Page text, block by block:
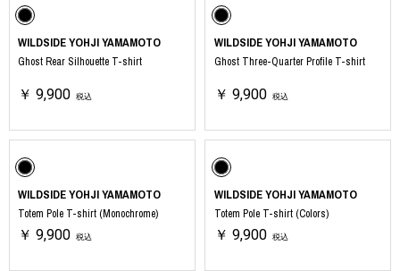
WILDSIDE YOHJI YAMAMOTO
Ghost Rear Silhouette T-shirt
￥ 9,900 税込
WILDSIDE YOHJI YAMAMOTO
Ghost Three-Quarter Profile T-shirt
￥ 9,900 税込
WILDSIDE YOHJI YAMAMOTO
Totem Pole T-shirt (Monochrome)
￥ 9,900 税込
WILDSIDE YOHJI YAMAMOTO
Totem Pole T-shirt (Colors)
￥ 9,900 税込